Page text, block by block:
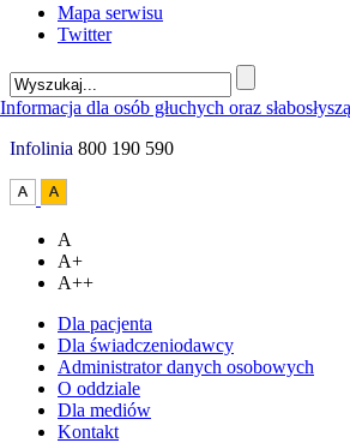
Mapa serwisu
Twitter
Infolinia 800 190 590
A
A+
A++
Dla pacjenta
Dla świadczeniodawcy
Administrator danych osobowych
O oddziale
Dla mediów
Kontakt